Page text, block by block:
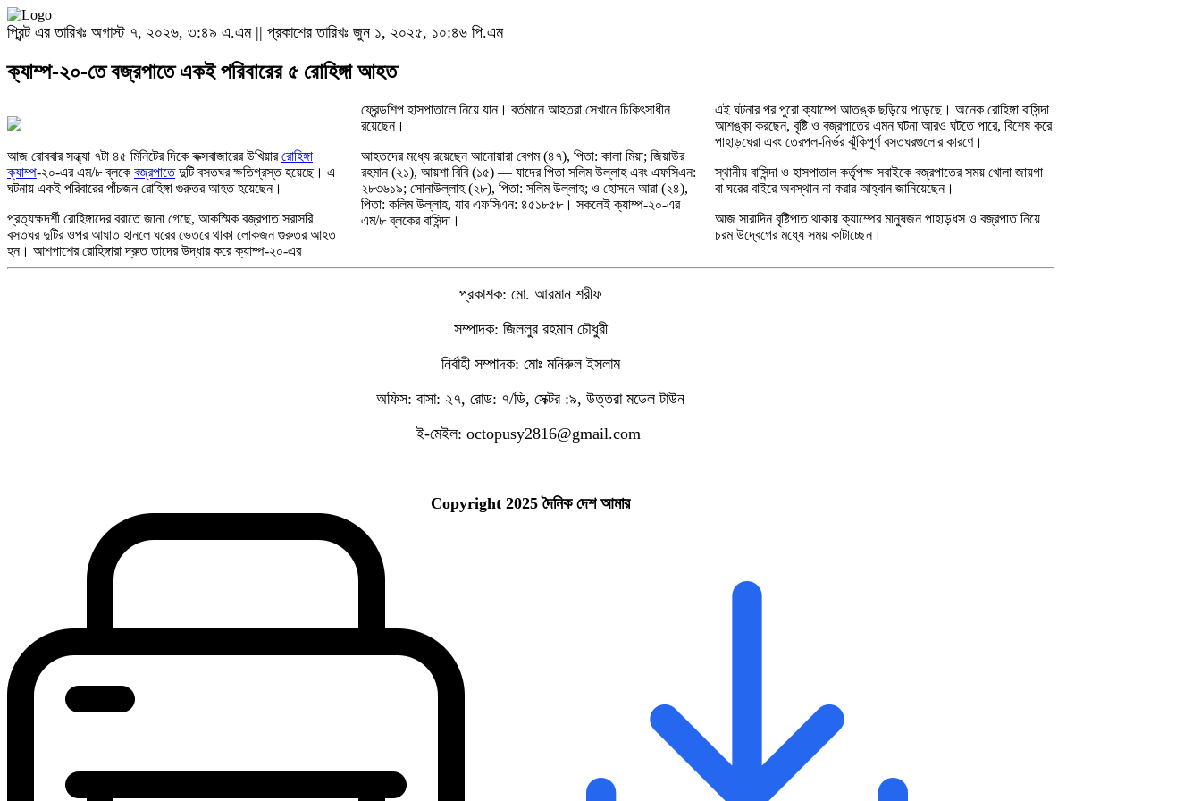
প্রিন্ট এর তারিখঃ অগাস্ট ৭, ২০২৬, ৩:৪৯ এ.এম || প্রকাশের তারিখঃ জুন ১, ২০২৫, ১০:৪৬ পি.এম
ক্যাম্প-২০-তে বজ্রপাতে একই পরিবারের ৫ রোহিঙ্গা আহত
আজ রোববার সন্ধ্যা ৭টা ৪৫ মিনিটের দিকে কক্সবাজারের উখিয়াররোহিঙ্গা
ক্যাম্প-২০-এর এম/৮ ব্লকে বজ্রপাতেদুটি বসতঘর ক্ষতিগ্রস্ত হয়েছে। এ
ঘটনায় একই পরিবারের পাঁচজন রোহিঙ্গা গুরুতর আহত হয়েছেন।
প্রত্যক্ষদর্শী রোহিঙ্গাদের বরাতে জানা গেছে, আকস্মিক বজ্রপাত সরাসরি
বসতঘর দুটির ওপর আঘাত হানলে ঘরের ভেতরে থাকা লোকজন গুরুতর আহত
হন। আশপাশের রোহিঙ্গারা দ্রুত তাদের উদ্ধার করে ক্যাম্প-২০-এর
ফ্রেন্ডশিপ হাসপাতালে নিয়ে যান। বর্তমানে আহতরা সেখানে চিকিৎসাধীন
রয়েছেন।
আহতদের মধ্যে রয়েছেন আনোয়ারা বেগম (৪৭), পিতা: কালা মিয়া; জিয়াউর
রহমান (২১), আয়শা বিবি (১৫) — যাদের পিতা সলিম উল্লাহ এবং এফসিএন:
২৮৩৬১৯; সোনাউল্লাহ (২৮), পিতা: সলিম উল্লাহ; ও হোসনে আরা (২৪),
পিতা: কলিম উল্লাহ, যার এফসিএন: ৪৫১৮৫৮। সকলেই ক্যাম্প-২০-এর
এম/৮ ব্লকের বাসিন্দা।
এই ঘটনার পর পুরো ক্যাম্পে আতঙ্ক ছড়িয়ে পড়েছে। অনেক রোহিঙ্গা বাসিন্দা
আশঙ্কা করছেন, বৃষ্টি ও বজ্রপাতের এমন ঘটনা আরও ঘটতে পারে, বিশেষ করে
পাহাড়ঘেরা এবং তেরপল-নির্ভর ঝুঁকিপূর্ণ বসতঘরগুলোর কারণে।
স্থানীয় বাসিন্দা ও হাসপাতাল কর্তৃপক্ষ সবাইকে বজ্রপাতের সময় খোলা জায়গা
বা ঘরের বাইরে অবস্থান না করার আহ্বান জানিয়েছেন।
আজ সারাদিন বৃষ্টিপাত থাকায় ক্যাম্পের মানুষজন পাহাড়ধস ও বজ্রপাত নিয়ে
চরম উদ্বেগের মধ্যে সময় কাটাচ্ছেন।
প্রকাশক: মো. আরমান শরীফ
সম্পাদক: জিললুর রহমান চৌধুরী
নির্বাহী সম্পাদক: মোঃ মনিরুল ইসলাম
অফিস: বাসা: ২৭, রোড: ৭/ডি, সেক্টর :৯, উত্তরা মডেল টাউন
ই-মেইল: octopusy2816@gmail.com
Copyright 2025 দৈনিক দেশ আমার